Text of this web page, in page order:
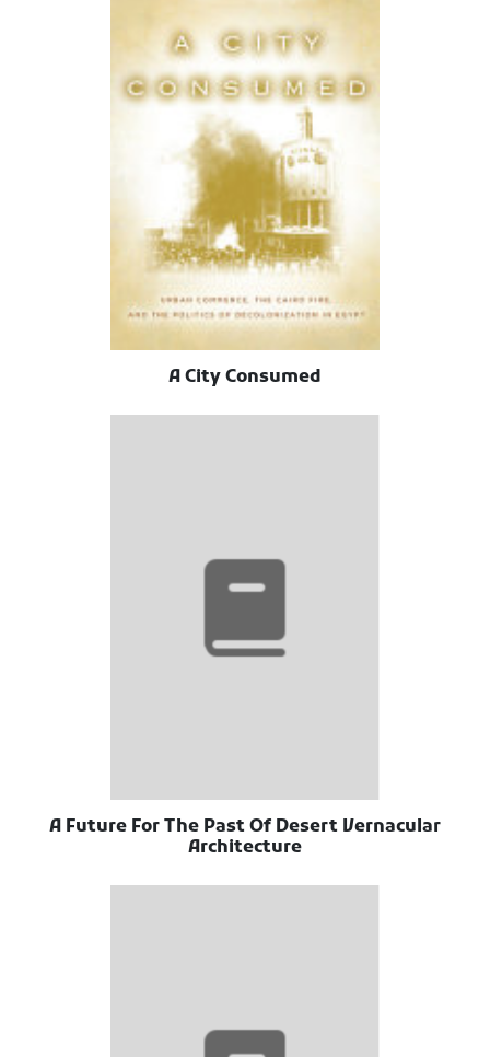
A City Consumed
A Future For The Past Of Desert Vernacular
Architecture